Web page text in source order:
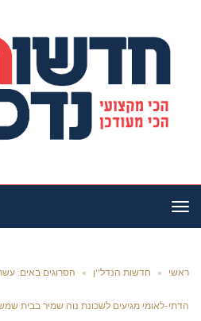
תפריט
ראשי » חדשות הנדל''ן » הסרוגים באים:
הדתי-לאומי מגיעים לשכונת נוה שמיר בבית